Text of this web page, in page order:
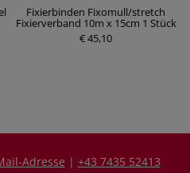
Fixierbinden Fixomull/stretch
Fixierverband 10m x 15cm 1 Stück
€ 45,10
Adresse | +43 7435 52413